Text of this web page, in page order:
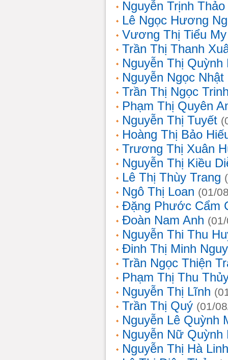
Nguyễn Trịnh
Lê Ngọc Hương
Vương Thị Tiểu My
Trần Thị Thanh
Nguyễn Thị Quỳnh
Nguyễn Ngọc Nhật
Trần Thị Ngọc
Phạm Thị Quyên
Nguyễn Thị Tuyết
Hoàng Thị Bảo
Trương Thị Xuân
Nguyễn Thị Kiều
Lê Thị Thùy Trang
Ngô Thị Loan (01/
Đặng Phước Cẩm
Đoàn Nam Anh
Nguyễn Thi Thu
Đinh Thị Minh
Trần Ngọc Thiện
Phạm Thị Thu
Nguyễn Thị Lĩnh
Trần Thị Quý (01/
Nguyễn Lê Quỳnh
Nguyễn Nữ
Nguyễn Thị Hà Linh